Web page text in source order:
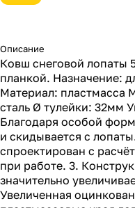
Описание
Ковш снеговой лопаты
планкой. Назначение:
Материал: пластмасса
сталь Ø тулейки: 32мм
Благодаря особой
и скидывается с
спроектирован с
при работе. 3.
значительно
Увеличенная